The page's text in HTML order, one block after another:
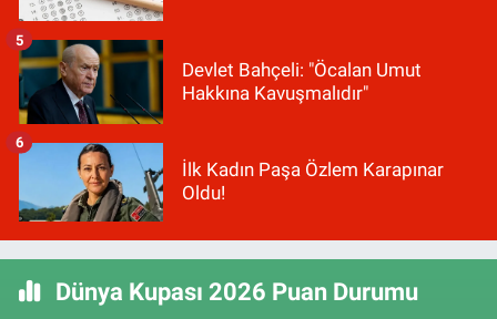
Devlet Bahçeli: "Öcalan Umut
Hakkına Kavuşmalıdır"
5
İlk Kadın Paşa Özlem Karapınar
Oldu!
6
Dünya Kupası 2026 Puan Durumu